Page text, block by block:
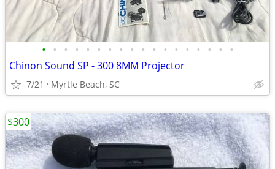
• • • • • • • • • • • • • • • • • •
Chinon Sound SP - 300 8MM Projector
7/21 Myrtle Beach, SC
$300